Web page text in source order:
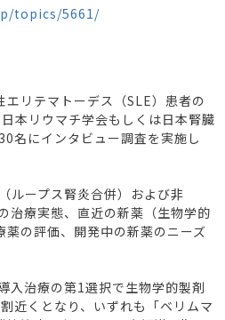
topics/5661/
リテマトーデス（SLE）患者の
本リウマチ学会もしくは日本腎臓
名にインタビュー調査を実施し
ループス腎炎合併）および非
治療実態、直近の新薬（生物学的
の評価、開発中の新薬のニーズ
入治療の第1選択で生物学的製剤
近くとなり、いずれも「ベリムマ